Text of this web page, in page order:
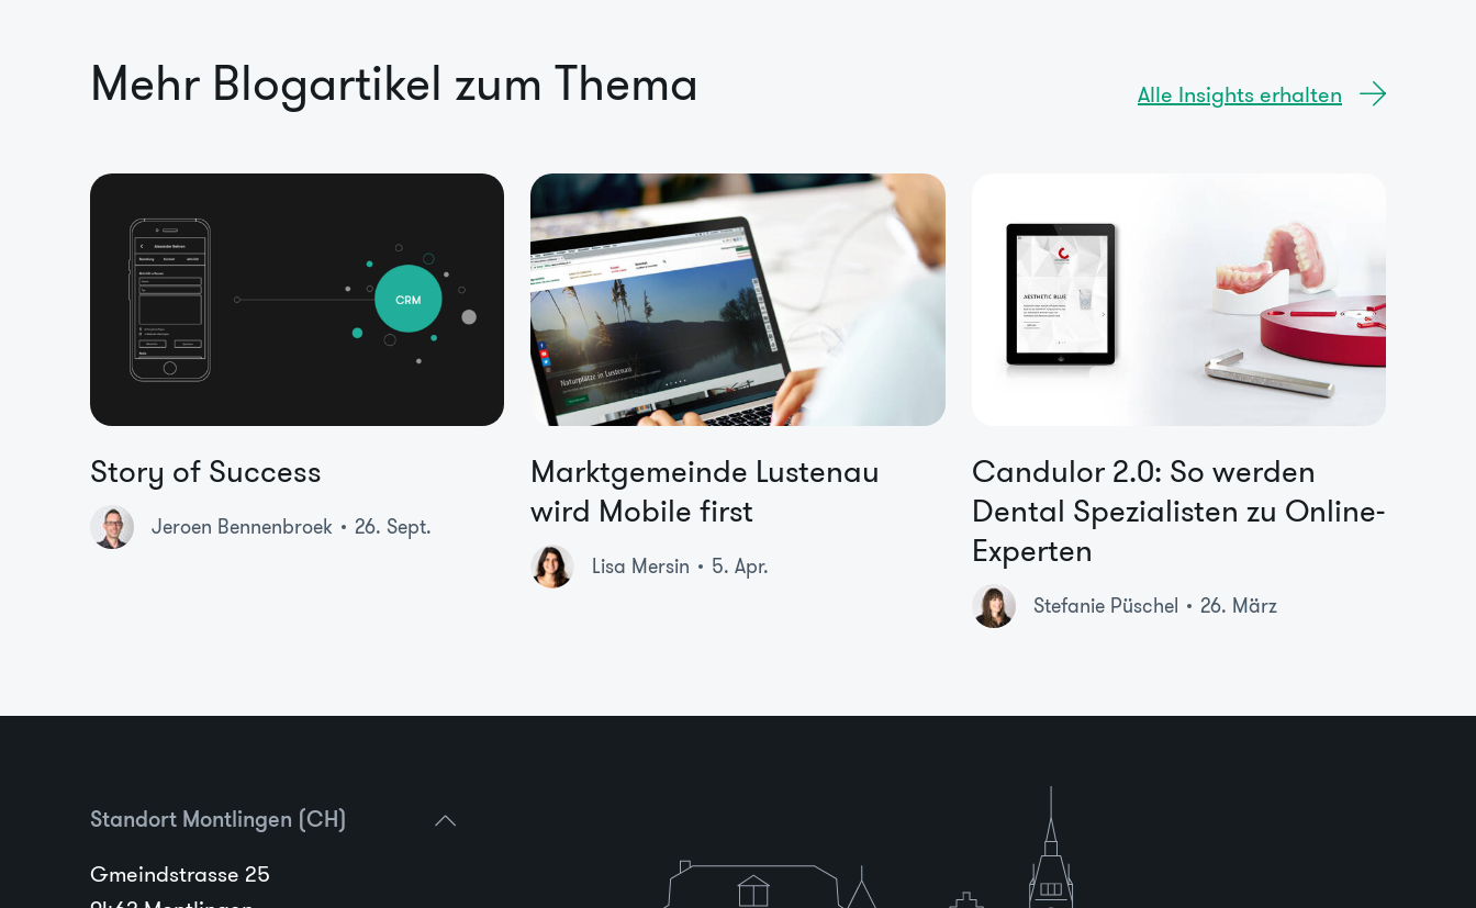
Mehr Blogartikel zum Thema Alle Insights erhalten
Story of Success
Jeroen Bennenbroek 26. Sept.
Marktgemeinde Lustenau
wird Mobile first
Lisa Mersin 5. Apr.
Candulor 2.0: So werden
Dental Spezialisten zu Online-
Experten
Stefanie Püschel 26. März
Standort Montlingen (CH)
Gmeindstrasse 25